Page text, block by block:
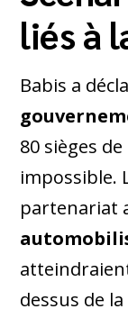
liés à
Babis a
80 sièges
impossible.
partenariat
dessus de